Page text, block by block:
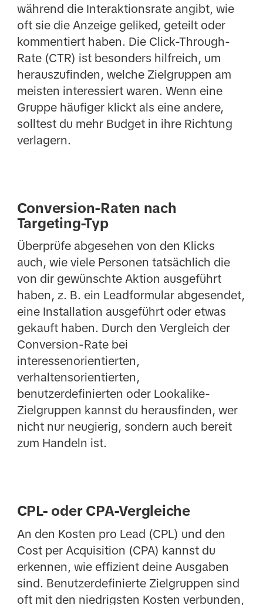
während die Interaktionsrate angibt, wie
oft sie die Anzeige geliked, geteilt oder
kommentiert haben. Die Click-Through-
Rate (CTR) ist besonders hilfreich, um
herauszufinden, welche Zielgruppen am
meisten interessiert waren. Wenn eine
Gruppe häufiger klickt als eine andere,
solltest du mehr Budget in ihre Richtung
verlagern.
Conversion-Raten nach
Targeting-Typ
Überprüfe abgesehen von den Klicks
auch, wie viele Personen tatsächlich die
von dir gewünschte Aktion ausgeführt
haben, z. B. ein Leadformular abgesendet,
eine Installation ausgeführt oder etwas
gekauft haben. Durch den Vergleich der
Conversion-Rate bei
interessenorientierten,
verhaltensorientierten,
benutzerdefinierten oder Lookalike-
Zielgruppen kannst du herausfinden, wer
nicht nur neugierig, sondern auch bereit
zum Handeln ist.
CPL- oder CPA-Vergleiche
An den Kosten pro Lead (CPL) und den
Cost per Acquisition (CPA) kannst du
erkennen, wie effizient deine Ausgaben
sind. Benutzerdefinierte Zielgruppen sind
oft mit den niedrigsten Kosten verbunden,